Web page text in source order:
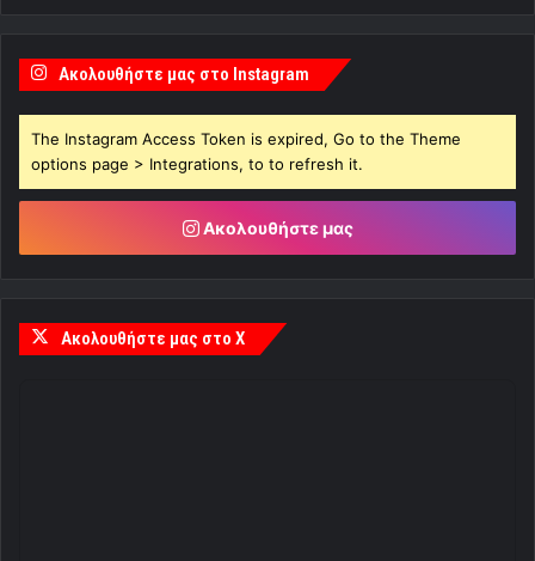
Ακολουθήστε μας στο Instagram
The Instagram Access Token is expired, Go to the Theme
options page > Integrations, to to refresh it.
Ακολουθήστε μας
Ακολουθήστε μας στο X